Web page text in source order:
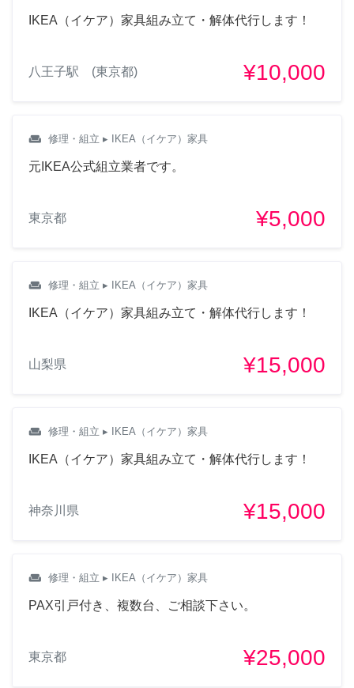
IKEA（イケア）家具組み立て・解体代行します！
八王子駅 (東京都) ¥10,000
weekend 修理・組立 ▸ IKEA（イケア）家具
元IKEA公式組立業者です。
東京都 ¥5,000
weekend 修理・組立 ▸ IKEA（イケア）家具
IKEA（イケア）家具組み立て・解体代行します！
山梨県 ¥15,000
weekend 修理・組立 ▸ IKEA（イケア）家具
IKEA（イケア）家具組み立て・解体代行します！
神奈川県 ¥15,000
weekend 修理・組立 ▸ IKEA（イケア）家具
PAX引戸付き、複数台、ご相談下さい。
東京都 ¥25,000